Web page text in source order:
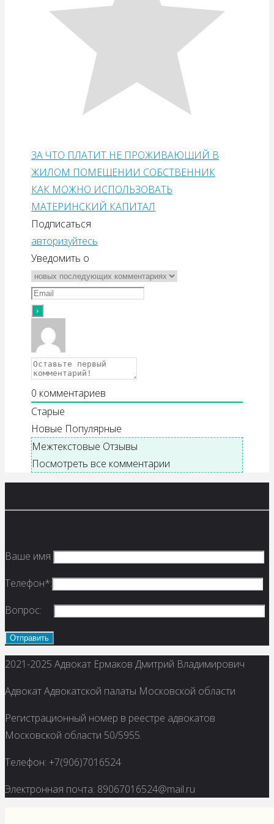
ЗА ЧТО ПЛАТИТ НЕ ПРОЖИВАЮЩИЙ В
ЖИЛОМ ПОМЕЩЕНИИ СОБСТВЕННИК
КАК МОЖНО ИСПОЛЬЗОВАТЬ
МАТЕРИНСКИЙ КАПИТАЛ
Подписаться
авторизуйтесь
Уведомить о
0 комментариев
Старые
Новые Популярные
Межтекстовые Отзывы
Посмотреть все комментарии
Ваше имя
Телефон*:
Вопрос:
Вернуться
2021-2025 Адвокат Ермаков Дмитрий Владимирович
Адвокат Адвокатской палаты Московской области
Регистрационный номер в реестре адвокатов
Московской области 50/5955.
Телефон: +7(906)7016524
Электронная почта: 89067016524@mail.ru